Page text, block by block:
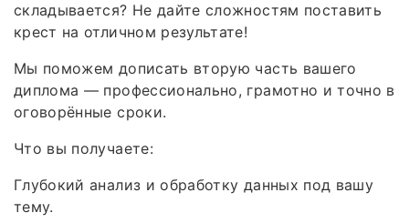
складывается? Не дайте сложностям поставить
крест на отличном результате!
Мы поможем дописать вторую часть вашего
диплома — профессионально, грамотно и точно в
оговорённые сроки.
Что вы получаете:
Глубокий анализ и обработку данных под вашу
тему.